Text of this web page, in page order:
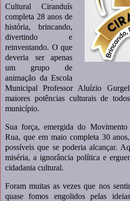
Cultural Ciranduís
completa 28 anos de
história, brincando,
divertindo e
reinventando. O que
deveria ser apenas
um grupo de
animação da Escola
Municipal Professor Aluízio
maiores potências culturais de
município.
Sua força, emergida do
Rua, que em maio completa 30
possíveis que se poderia alcançar.
miséria, a ignorância política e
cidadania cultural.
Foram muitas as vezes que nos
quase fomos engolidos pelas